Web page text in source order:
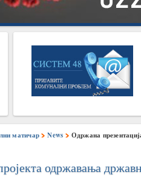
матичар News
Одржана
одржавања